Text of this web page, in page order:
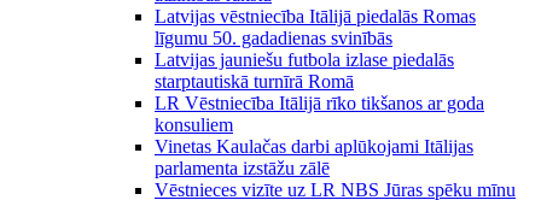
Latvijas vēstniecība Itālijā piedalās Romas
līgumu 50. gadadienas svinībās
Latvijas jauniešu futbola izlase piedalās
starptautiskā turnīrā Romā
LR Vēstniecība Itālijā rīko tikšanos ar goda
konsuliem
Vinetas Kaulačas darbi aplūkojami Itālijas
parlamenta izstāžu zālē
Vēstnieces vizīte uz LR NBS Jūras spēku mīnu